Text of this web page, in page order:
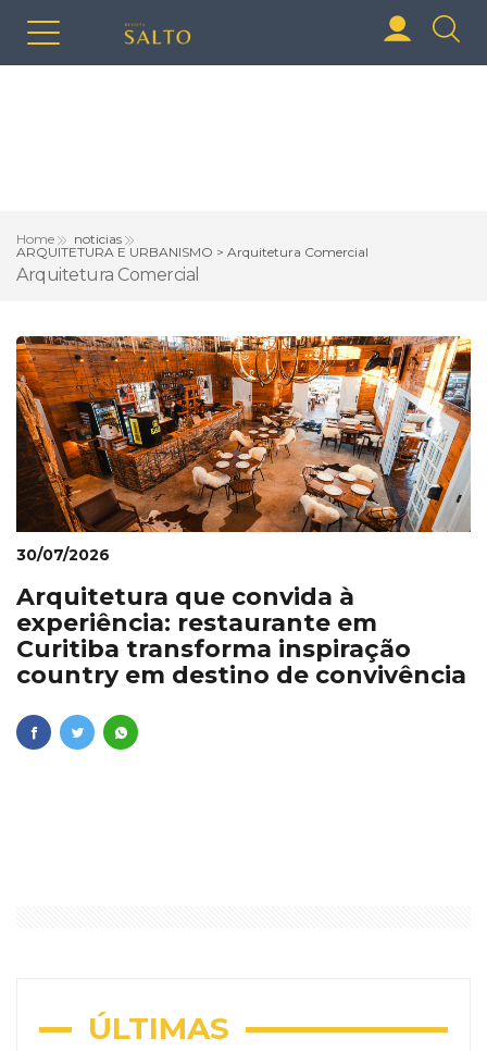
Home
noticias
ARQUITETURA E URBANISMO > Arquitetura Comercial
Arquitetura Comercial
30/07/2026
Arquitetura que convida à
experiência: restaurante em
Curitiba transforma inspiração
country em destino de convivência
ÚLTIMAS